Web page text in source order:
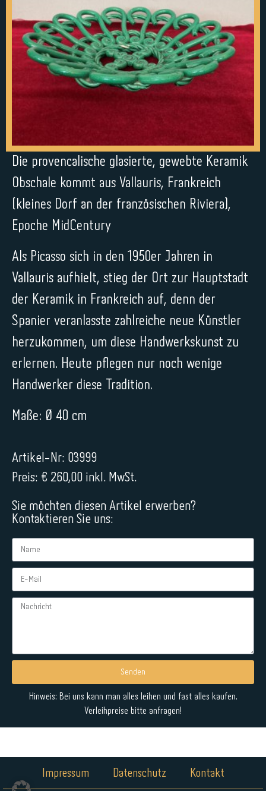
Die provencalische glasierte, gewebte Keramik
Obschale kommt aus Vallauris, Frankreich
(kleines Dorf an der französischen Riviera),
Epoche MidCentury
Als Picasso sich in den 1950er Jahren in
Vallauris aufhielt, stieg der Ort zur Hauptstadt
der Keramik in Frankreich auf, denn der
Spanier veranlasste zahlreiche neue Künstler
herzukommen, um diese Handwerkskunst zu
erlernen. Heute pflegen nur noch wenige
Handwerker diese Tradition.
Maße: Ø 40 cm
Artikel-Nr: 03999
Preis: € 260,00 inkl. MwSt.
Sie möchten diesen Artikel erwerben?
Kontaktieren Sie uns:
Senden
Alternative:
Hinweis: Bei uns kann man alles leihen und fast alles kaufen.
Verleihpreise bitte anfragen!
Impressum Datenschutz Kontakt